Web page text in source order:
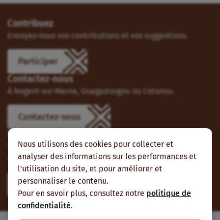
Nous utilisons des cookies pour collecter et
analyser des informations sur les performances et
l'utilisation du site, et pour améliorer et
personnaliser le contenu.
Pour en savoir plus, consultez notre politique de
confidentialité.
Contribuez
Envoyez-nous vos contributions et vos suggestions.
Participer
Contactez-nous
À Nogent-sur-Marne, Ouagadougou ou Cotonou.
Contactez-nous
Suivez-nous
Vous pouvez aussi vous abonner à nos flux RSS et nous
suivre sur les réseaux sociaux.